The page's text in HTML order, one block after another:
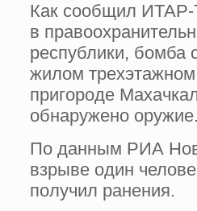
Как сообщил
в
республики, бомба
жилом
пригороде
обнаружено оружие.
По данным РИА
взрыве один
получил ранения.